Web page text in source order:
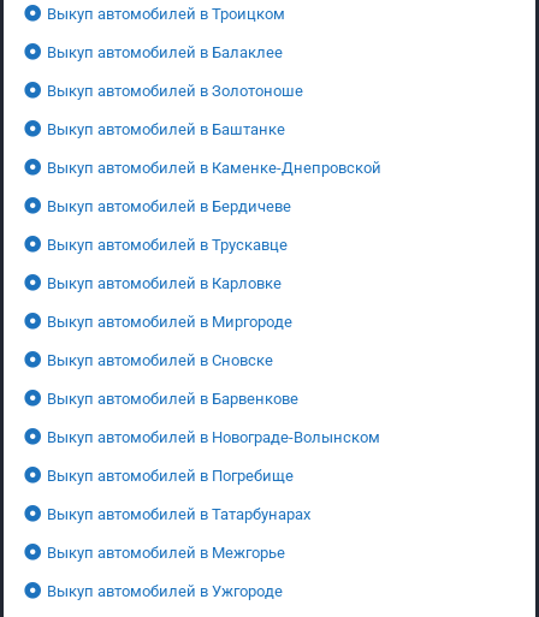
Выкуп автомобилей в Троицком
Выкуп автомобилей в Балаклее
Выкуп автомобилей в Золотоноше
Выкуп автомобилей в Баштанке
Выкуп автомобилей в Каменке-Днепровской
Выкуп автомобилей в Бердичеве
Выкуп автомобилей в Трускавце
Выкуп автомобилей в Карловке
Выкуп автомобилей в Миргороде
Выкуп автомобилей в Сновске
Выкуп автомобилей в Барвенкове
Выкуп автомобилей в Новограде-Волынском
Выкуп автомобилей в Погребище
Выкуп автомобилей в Татарбунарах
Выкуп автомобилей в Межгорье
Выкуп автомобилей в Ужгороде